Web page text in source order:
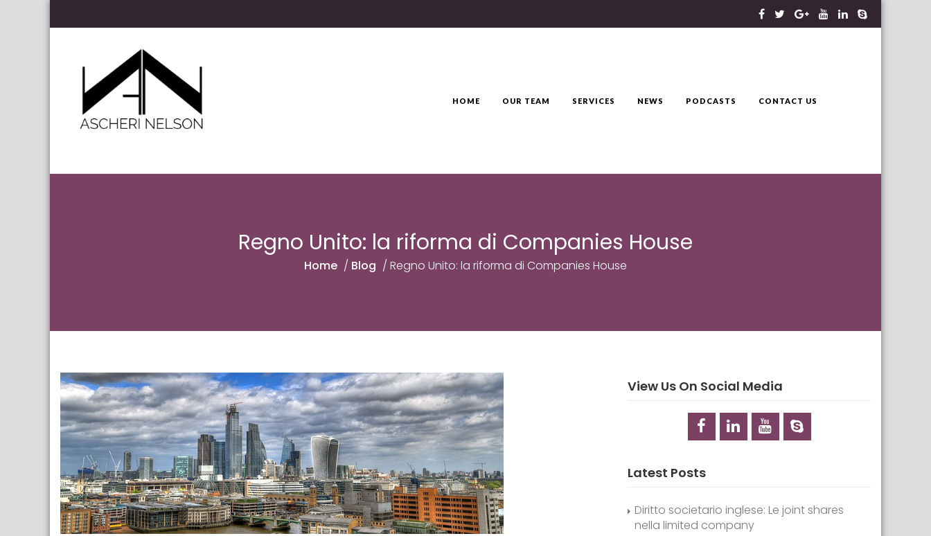
Ascheri Nelson LLP
HOME OUR TEAM SERVICES NEWS PODCASTS CONTACT US
Regno Unito: la riforma di Companies House
Home / Blog / Regno Unito: la riforma di Companies House
View Us On Social Media
Latest Posts
Diritto societario inglese: Le joint shares
nella limited company